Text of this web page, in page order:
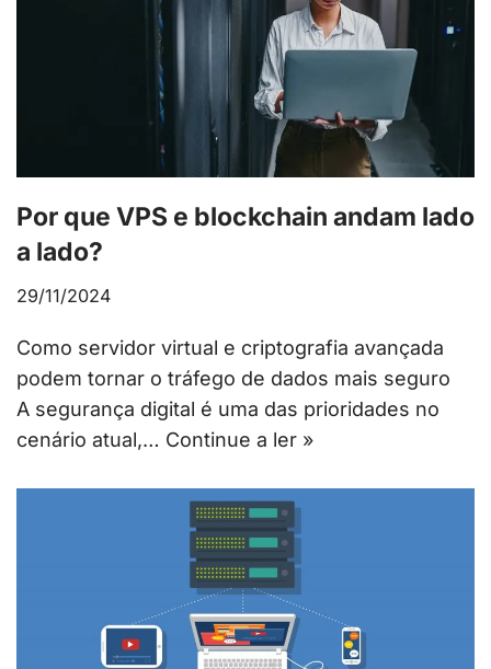
Por que VPS e blockchain andam lado
a lado?
29/11/2024
Como servidor virtual e criptografia avançada
podem tornar o tráfego de dados mais seguro
A segurança digital é uma das prioridades no
cenário atual,… Continue a ler »